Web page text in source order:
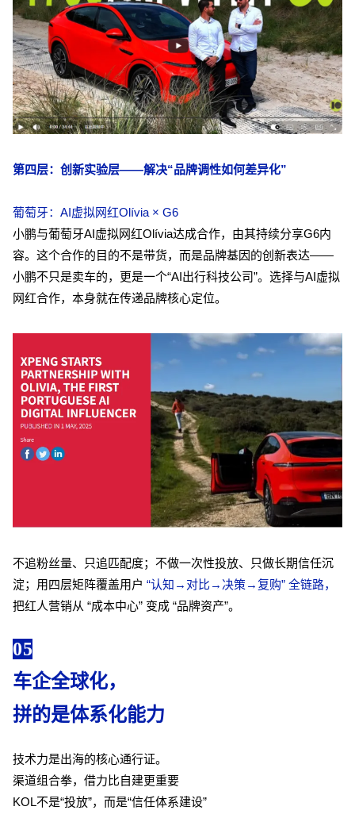
第四层：创新实验层——解决“品牌调性如何差异化”
葡萄牙：AI虚拟网红Olívia × G6
小鹏与葡萄牙AI虚拟网红Olívia达成合作，由其持续分享G6内
容。这个合作的目的不是带货，而是品牌基因的创新表达——
小鹏不只是卖车的，更是一个“AI出行科技公司”。选择与AI虚拟
网红合作，本身就在传递品牌核心定位。
不追粉丝量、只追匹配度；不做一次性投放、只做长期信任沉
淀；用四层矩阵覆盖用户 “认知→对比→决策→复购” 全链路，
把红人营销从 “成本中心” 变成 “品牌资产”。
05
车企全球化，
拼的是体系化能力
技术力是出海的核心通行证。
渠道组合拳，借力比自建更重要
KOL不是“投放”，而是“信任体系建设”